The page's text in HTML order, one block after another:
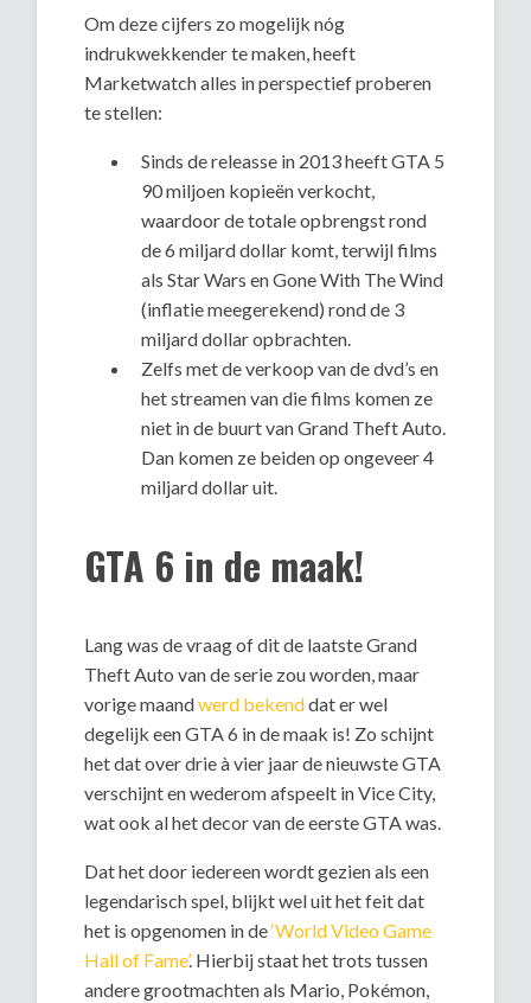
Om deze cijfers zo mogelijk nóg
indrukwekkender te maken, heeft
Marketwatch alles in perspectief proberen
te stellen:
Sinds de releasse in 2013 heeft GTA 5
90 miljoen kopieën verkocht,
waardoor de totale opbrengst rond
de 6 miljard dollar komt, terwijl films
als Star Wars en Gone With The Wind
(inflatie meegerekend) rond de 3
miljard dollar opbrachten.
Zelfs met de verkoop van de dvd’s en
het streamen van die films komen ze
niet in de buurt van Grand Theft Auto.
Dan komen ze beiden op ongeveer 4
miljard dollar uit.
GTA 6 in de maak!
Lang was de vraag of dit de laatste Grand
Theft Auto van de serie zou worden, maar
vorige maandwerd bekenddat er wel
degelijk een GTA 6 in de maak is! Zo schijnt
het dat over drie à vier jaar de nieuwste GTA
verschijnt en wederom afspeelt in Vice City,
wat ook al het decor van de eerste GTA was.
Dat het door iedereen wordt gezien als een
legendarisch spel, blijkt wel uit het feit dat
het is opgenomen in de‘World Video Game
Hall of Fame’. Hierbij staat het trots tussen
andere grootmachten als Mario, Pokémon,